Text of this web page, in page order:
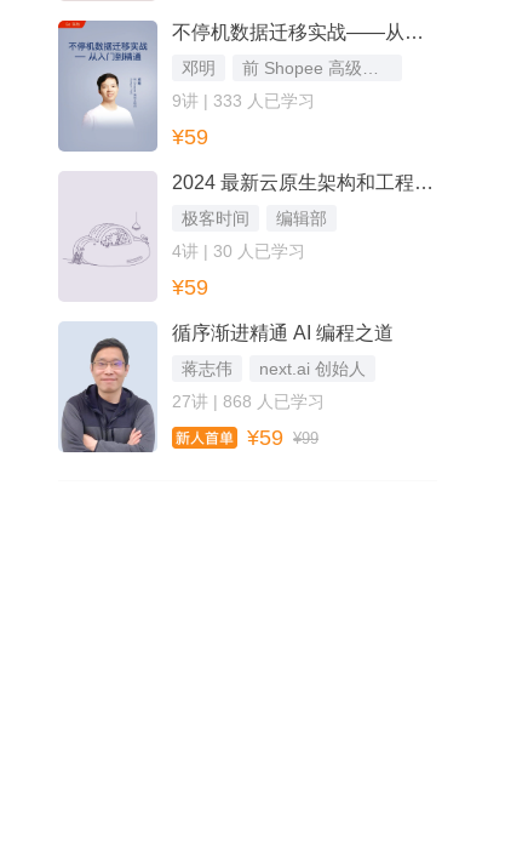
不停机数据迁移实战——从入门到精通
邓明
9讲 | 333 人已学习
¥59
2024 最新云原生架构和工程实践案例
极客时间
编辑部
4讲 | 30 人已学习
¥59
循序渐进精通 AI 编程之道
蒋志伟
next.ai 创始人
27讲 | 868 人已学习
¥59 ¥99